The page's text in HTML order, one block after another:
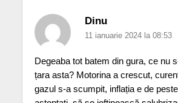
Dinu
11 ianuarie 2024 la 08:53
Degeaba tot batem din gura, ce nu
țara asta? Motorina a crescut,
gazul s-a scumpit, inflația e de